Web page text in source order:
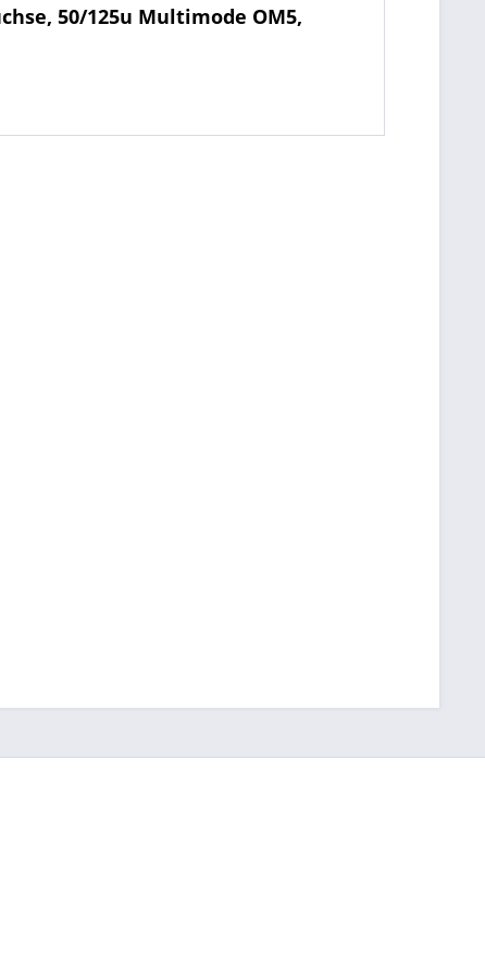
50/125u Multimode OM5,